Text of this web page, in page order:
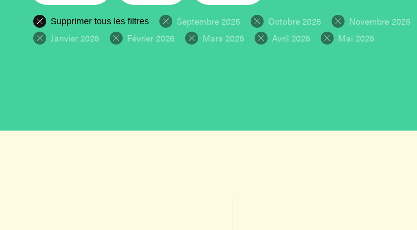
Supprimer tous les filtres Septembre 2025 Octobre 2025 Novembre 2025
Janvier 2026
Février 2026 Mars 2026 Avril 2026 Mai 2026